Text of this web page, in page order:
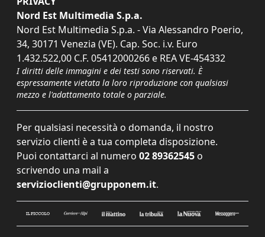
Nord Est Multimedia S.p.a.
Nord Est Multimedia S.p.a. - Via Alessandro Poerio,
34, 30171 Venezia (VE). Cap. Soc. i.v. Euro
1.432.522,00 C.F. 05412000266 e REA VE-454332
I diritti delle immagini e dei testi sono riservati. È
espressamente vietata la loro riproduzione con qualsiasi
mezzo e l'adattamento totale o parziale.
Per qualsiasi necessità o domanda, il nostro
servizio clienti è a tua completa disposizione.
Puoi contattarci al numero 02 89362545 o
scrivendo una mail a
servizioclienti@grupponem.it.